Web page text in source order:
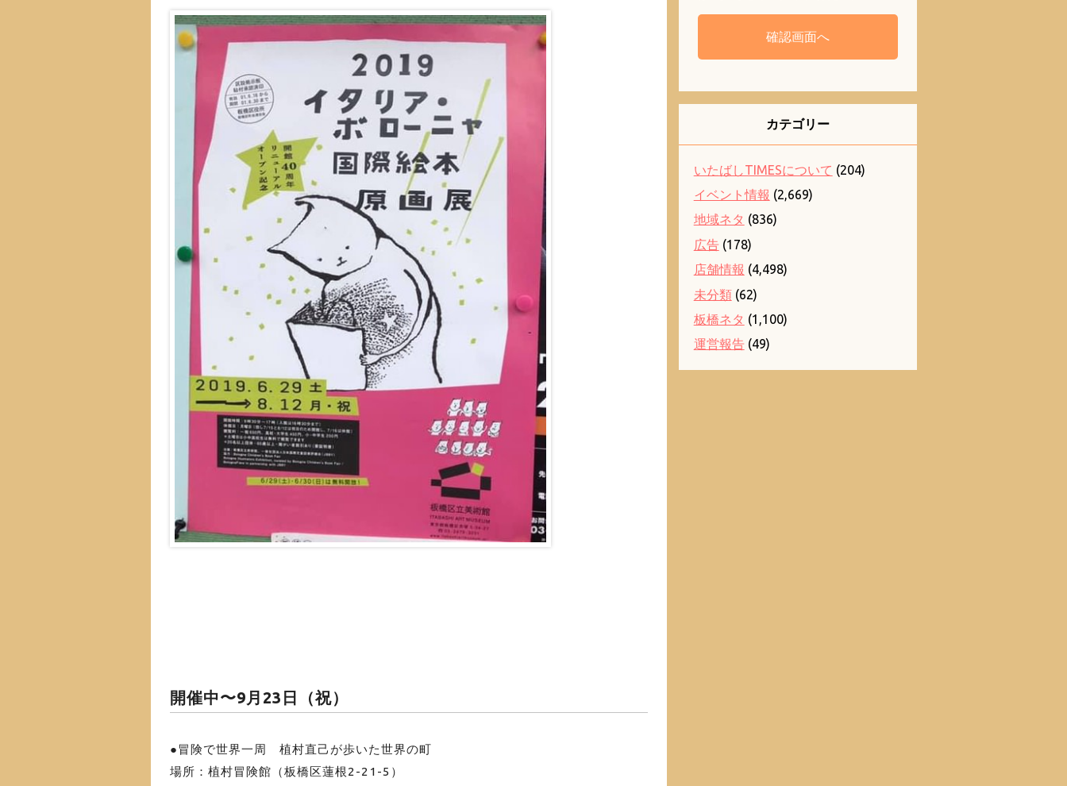
開催中〜9月23日（祝）
●冒険で世界一周 植村直己が歩いた世界の町
場所：植村冒険館（板橋区蓮根2-21-5）
カテゴリー
いたばしTIMESについて (204)
イベント情報 (2,669)
地域ネタ (836)
広告(178)
店舗情報 (4,498)
未分類(62)
板橋ネタ (1,100)
運営報告(49)